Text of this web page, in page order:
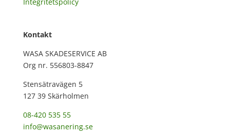
Kontakt
WASA SKADESERVICE AB
Org nr. 556803-8847
Stensätravägen 5
127 39 Skärholmen
08-420 535 55
info@wasanering.se